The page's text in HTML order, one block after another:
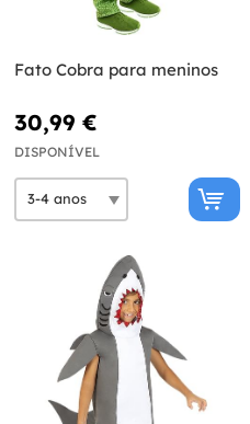
Fato Cobra para meninos
30,99 €
DISPONÍVEL